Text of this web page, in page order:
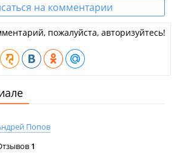
на комментарии
пожалуйста, авторизуйтесь!
Попов
1